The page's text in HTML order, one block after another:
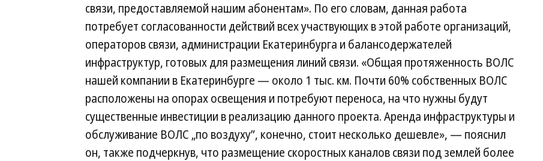
связи, предоставляемой нашим абонентам». По его словам, данная работа
потребует согласованности действий всех участвующих в этой работе организаций,
операторов связи, администрации Екатеринбурга и балансодержателей
инфраструктур, готовых для размещения линий связи. «Общая протяженность ВОЛС
нашей компании в Екатеринбурге — около 1 тыс. км. Почти 60% собственных ВОЛС
расположены на опорах освещения и потребуют переноса, на что нужны будут
существенные инвестиции в реализацию данного проекта. Аренда инфраструктуры и
обслуживание ВОЛС „по воздуху”, конечно, стоит несколько дешевле», — пояснил
он, также подчеркнув, что размещение скоростных каналов связи под землей более